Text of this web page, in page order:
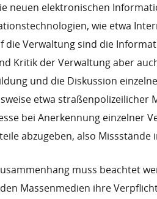
neuen elektronischen
wie etwa
die Verwaltung sind die
Kritik der Verwaltung aber
und die Diskussion
etwa straßenpolizeilicher
bei Anerkennung einzelner
abzugeben, also
muss beachtet
Massenmedien ihre